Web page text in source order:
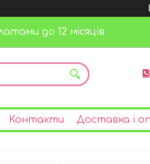
до 12 місяців
Контакти Доставка і